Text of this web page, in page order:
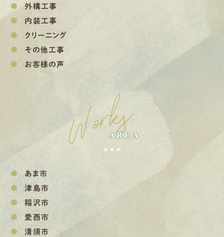
外構工事
内装工事
クリーニング
その他工事
お客様の声
Works
AREA
あま市
津島市
稲沢市
愛西市
清須市